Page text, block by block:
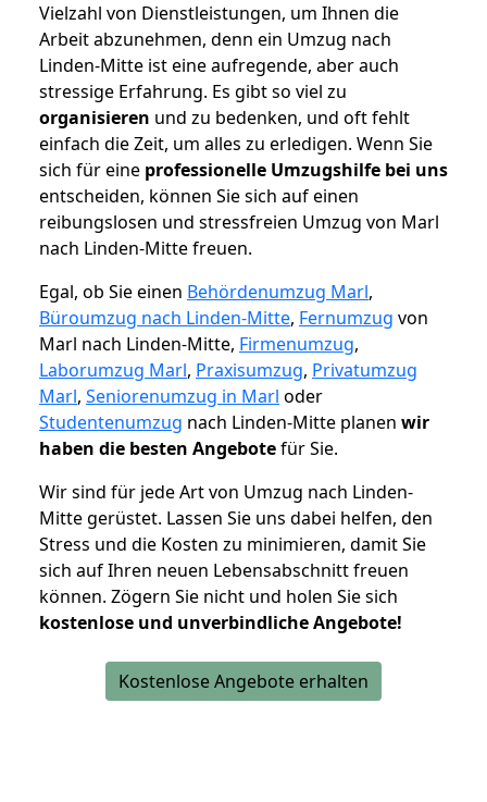
Vielzahl von Dienstleistungen, um Ihnen die
Arbeit abzunehmen, denn ein Umzug nach
Linden-Mitte ist eine aufregende, aber auch
stressige Erfahrung. Es gibt so viel zu
organisieren und zu bedenken, und oft fehlt
einfach die Zeit, um alles zu erledigen. Wenn Sie
sich für eine professionelle Umzugshilfe bei uns
entscheiden, können Sie sich auf einen
reibungslosen und stressfreien Umzug von Marl
nach Linden-Mitte freuen.
Egal, ob Sie einen Behördenumzug Marl,
Büroumzug nach Linden-Mitte, Fernumzug von
Marl nach Linden-Mitte, Firmenumzug,
Laborumzug Marl, Praxisumzug, Privatumzug
Marl, Seniorenumzug in Marl oder
Studentenumzug nach Linden-Mitte planen wir
haben die besten Angebotefür Sie.
Wir sind für jede Art von Umzug nach Linden-
Mitte gerüstet. Lassen Sie uns dabei helfen, den
Stress und die Kosten zu minimieren, damit Sie
sich auf Ihren neuen Lebensabschnitt freuen
können. Zögern Sie nicht und holen Sie sich
kostenlose und unverbindliche Angebote!
Kostenlose Angebote erhalten